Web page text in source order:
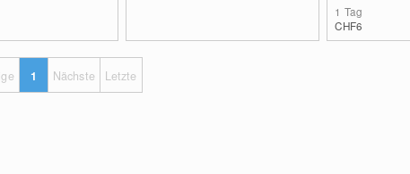
1 Tag
CHF6
1 Nächste Letzte